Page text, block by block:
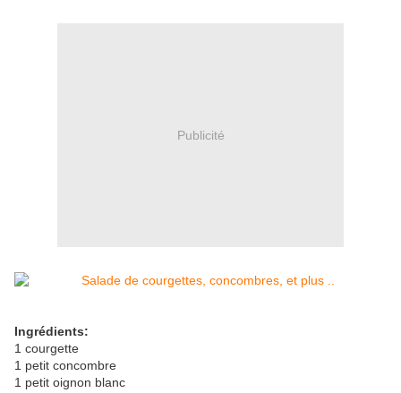
Publicité
Ingrédients:
1 courgette
1 petit concombre
1 petit oignon blanc